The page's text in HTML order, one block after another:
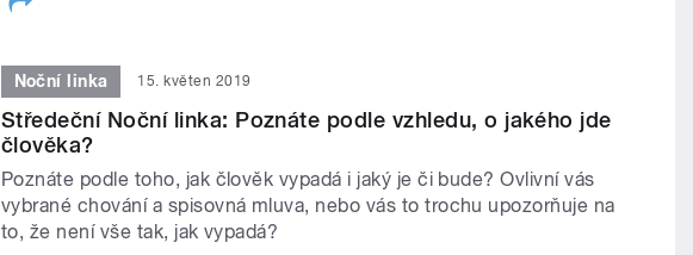
Noční linka 15. květen 2019
Středeční Noční linka: Poznáte podle vzhledu, o jakého jde
člověka?
Poznáte podle toho, jak člověk vypadá i jaký je či bude? Ovlivní vás
vybrané chování a spisovná mluva, nebo vás to trochu upozorňuje na
to, že není vše tak, jak vypadá?